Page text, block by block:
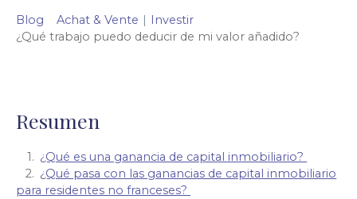
Blog Achat & Vente | Investir
¿Qué trabajo puedo deducir de mi valor añadido?
Resumen
¿Qué es una ganancia de capital inmobiliario?
¿Qué pasa con las ganancias de capital inmobiliario
para residentes no franceses?